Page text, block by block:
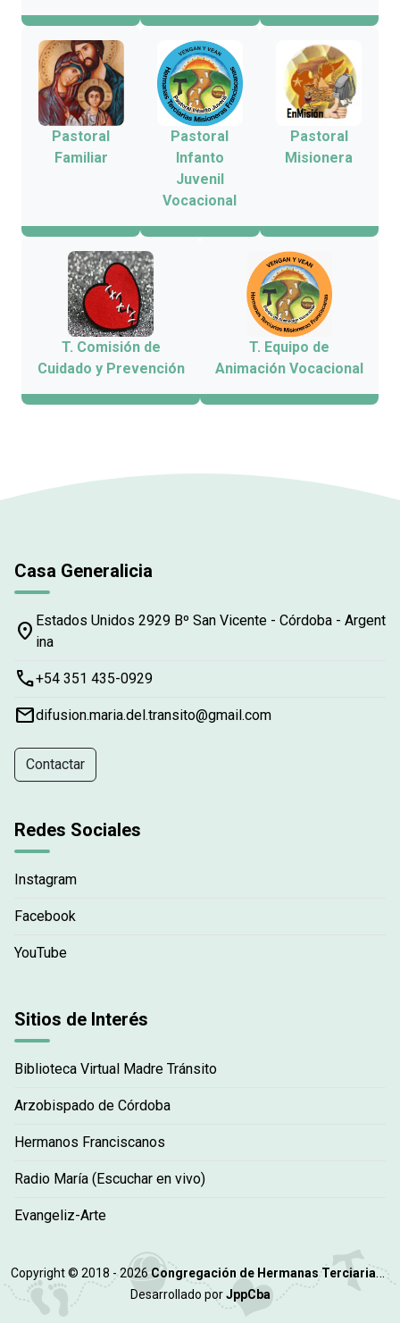
Pastoral
Familiar
Pastoral
Infanto
Juvenil
Vocacional
Pastoral
Misionera
T. Comisión de
Cuidado y Prevención
T. Equipo de
Animación Vocacional
Casa Generalicia
place Estados Unidos 2929 Bº San Vicente - Córdoba - Argent
ina
phone+54 351 435-0929
emaildifusion.maria.del.transito@gmail.com
Contactar
Redes Sociales
Instagram
Facebook
YouTube
Sitios de Interés
Biblioteca Virtual Madre Tránsito
Arzobispado de Córdoba
Hermanos Franciscanos
Radio María (Escuchar en vivo)
Evangeliz-Arte
Copyright © 2018 - 2026Congregación de Hermanas Terciarias Misioneras Franciscanas
Desarrollado porJppCba